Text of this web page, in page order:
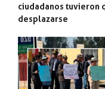
ciudadanos tuvieron
desplazarse